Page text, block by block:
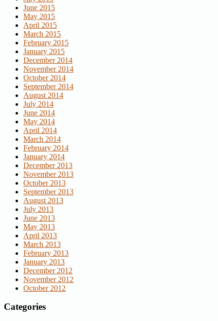
June 2015
May 2015
April 2015
March 2015
February 2015
January 2015
December 2014
November 2014
October 2014
September 2014
August 2014
July 2014
June 2014
May 2014
April 2014
March 2014
February 2014
January 2014
December 2013
November 2013
October 2013
September 2013
August 2013
July 2013
June 2013
May 2013
April 2013
March 2013
February 2013
January 2013
December 2012
November 2012
October 2012
Categories